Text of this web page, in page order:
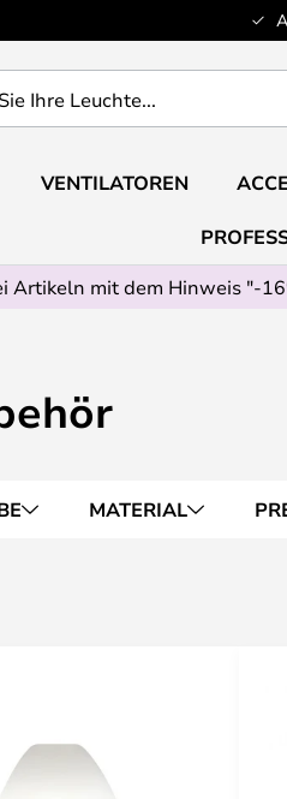
VENTILATOREN
Artikeln mit dem Hinweis "-
MATERIAL